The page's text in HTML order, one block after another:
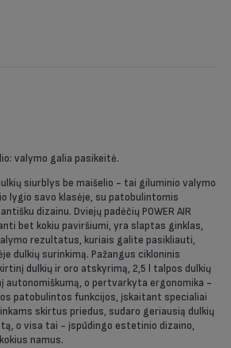
valymo galia pasikeitė.
siurblys be maišelio - tai giluminio valymo
lygio savo klasėje, su patobulintomis
dizainu. Dviejų padėčių POWER AIR
bet kokiu paviršiumi, yra slaptas ginklas,
rezultatus, kuriais galite pasikliauti,
dulkių surinkimą. Pažangus cikloninis
dulkių ir oro atskyrimą, 2,5 l talpos dulkių
autonomiškumą, o pertvarkyta ergonomika -
patobulintos funkcijos, įskaitant specialiai
skirtus priedus, sudaro geriausią dulkių
o visa tai - įspūdingo estetinio dizaino,
namus.